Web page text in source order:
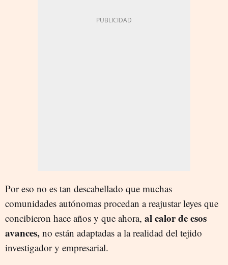
Por eso no es tan descabellado que muchas
comunidades autónomas procedan a reajustar leyes que
concibieron hace años y que ahora, al calor de esos
avances, no están adaptadas a la realidad del tejido
investigador y empresarial.